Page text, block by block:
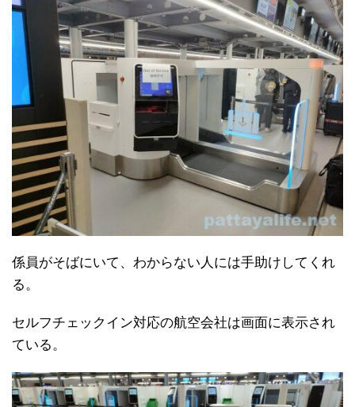
係員がそばにいて、わからない人には手助けしてくれ
る。
セルフチェックイン対応の航空会社は画面に表示され
ている。